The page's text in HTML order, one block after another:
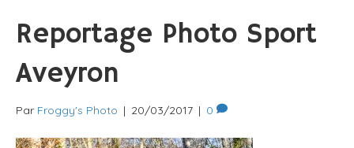
Reportage Photo Sport
Aveyron
Par Froggy's Photo | 20/03/2017 | 0